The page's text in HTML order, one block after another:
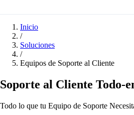
Inicio
/
Soluciones
/
Equipos de Soporte al Cliente
Soporte al Cliente Todo-
Todo lo que tu Equipo de Soporte